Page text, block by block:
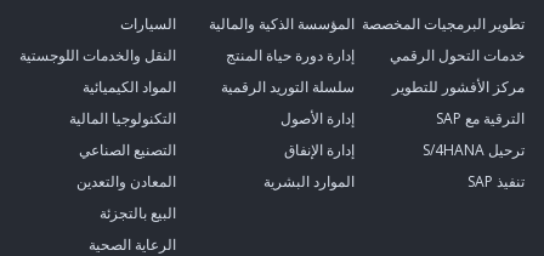
تطوير البرمجيات المخصصة
خدمات التحول الرقمي
مركز الأفشور للتطوير
الترقية مع SAP
ترحيل S/4HANA
تنفيذ SAP
المؤسسة الذكية والمالية
إدارة دورة حياة المنتج
سلسلة التوريد الرقمية
إدارة الأصول
إدارة الإنفاق
الموارد البشرية
السيارات
النقل والخدمات اللوجستية
المواد الكيميائية
التكنولوجيا المالية
التصنيع الصناعي
المعادن والتعدين
البيع بالتجزئة
الرعاية الصحية